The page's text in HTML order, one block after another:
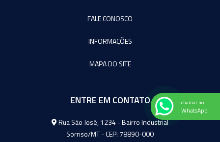
FALE CONOSCO
INFORMAÇÕES
MAPA DO SITE
ENTRE EM CONTATO
Agromeq
Rua São José, 1234 - Bairro Industrial
Sorriso/MT - CEP: 78890-000
chamar no
WhatsApp